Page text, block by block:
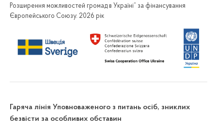
Розширення можливостей громад в Україні” за фінансування
Європейського Союзу. 2026 рік
Гаряча лінія Уповноваженого з питань осіб, зниклих
безвісти за особливих обставин